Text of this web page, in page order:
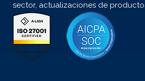
sector, actualizaciones de